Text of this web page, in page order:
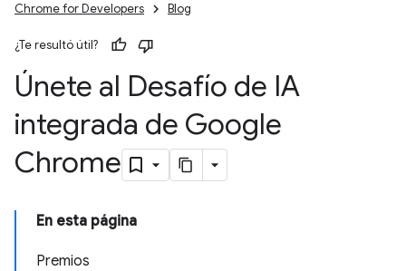
Chrome for Developers Blog
¿Te resultó útil?
Únete al Desafío de IA
integrada de Google
Chrome
En esta página
Premios